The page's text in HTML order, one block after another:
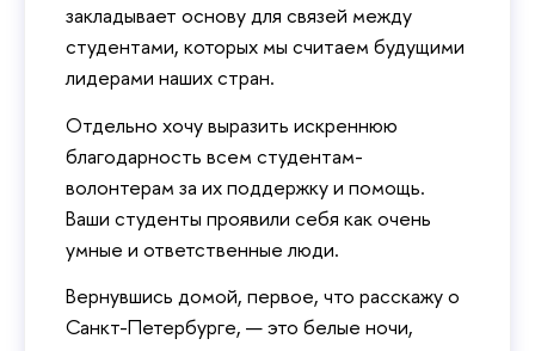
закладывает основу для связей между
студентами, которых мы считаем будущими
лидерами наших стран.
Отдельно хочу выразить искреннюю
благодарность всем студентам-
волонтерам за их поддержку и помощь.
Ваши студенты проявили себя как очень
умные и ответственные люди.
Вернувшись домой, первое, что расскажу о
Санкт-Петербурге, — это белые ночи,